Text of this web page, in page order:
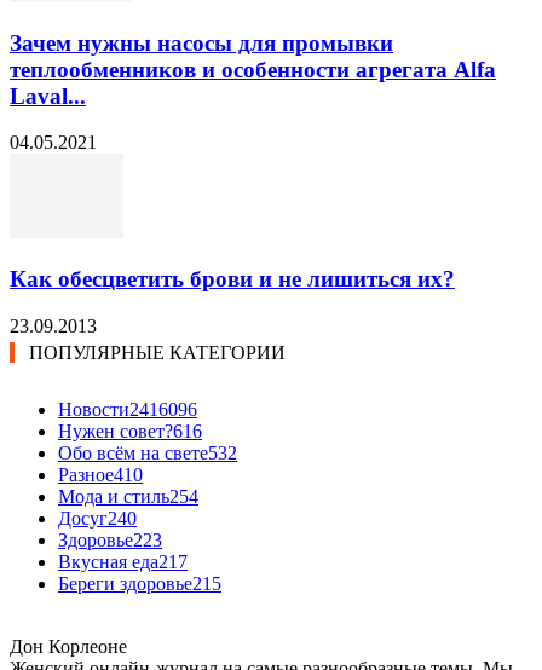
Зачем нужны насосы для промывки
теплообменников и особенности агрегата Alfa
Laval...
04.05.2021
Как обесцветить брови и не лишиться их?
23.09.2013
ПОПУЛЯРНЫЕ КАТЕГОРИИ
Новости2416096
Нужен совет?616
Обо всём на свете532
Разное410
Мода и стиль254
Досуг240
Здоровье223
Вкусная еда217
Береги здоровье215
Дон Корлеоне